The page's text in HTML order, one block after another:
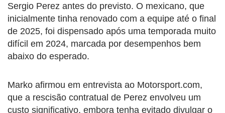
Sergio Perez antes do previsto. O mexicano, que
inicialmente tinha renovado com a equipe até o final
de 2025, foi dispensado após uma temporada muito
difícil em 2024, marcada por desempenhos bem
abaixo do esperado.
Marko afirmou em entrevista ao Motorsport.com,
que a rescisão contratual de Perez envolveu um
custo significativo, embora tenha evitado divulgar o